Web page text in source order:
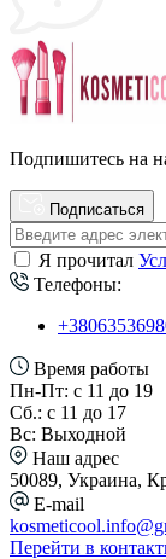
Подпишитесь на
Подписаться
Я прочитал
Телефоны:
Время работы
Пн-Пт: с 11 до 19
Сб.: с 11 до 17
Вс: Выходной
Наш адрес
50089, Украина,
E-mail
Перейти в